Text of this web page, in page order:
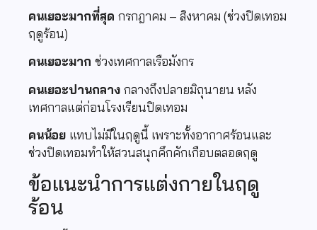
คนเยอะมากที่สุด กรกฎาคม – สิงหาคม (ช่วงปิดเทอม
ฤดูร้อน)
คนเยอะมาก ช่วงเทศกาลเรือมังกร
คนเยอะปานกลาง กลางถึงปลายมิถุนายน หลัง
เทศกาลแต่ก่อนโรงเรียนปิดเทอม
คนน้อย แทบไม่มีในฤดูนี้ เพราะทั้งอากาศร้อนและ
ช่วงปิดเทอมทำให้สวนสนุกคึกคักเกือบตลอดฤดู
ข้อแนะนำการแต่งกายในฤดู
ร้อน